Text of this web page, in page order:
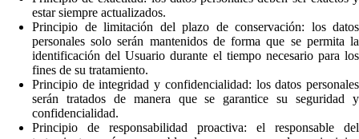
estar siempre actualizados.
Principio de limitación del plazo de conservación: los datos
personales solo serán mantenidos de forma que se permita la
identificación del Usuario durante el tiempo necesario para los
fines de su tratamiento.
Principio de integridad y confidencialidad: los datos personales
serán tratados de manera que se garantice su seguridad y
confidencialidad.
Principio de responsabilidad proactiva: el responsable del